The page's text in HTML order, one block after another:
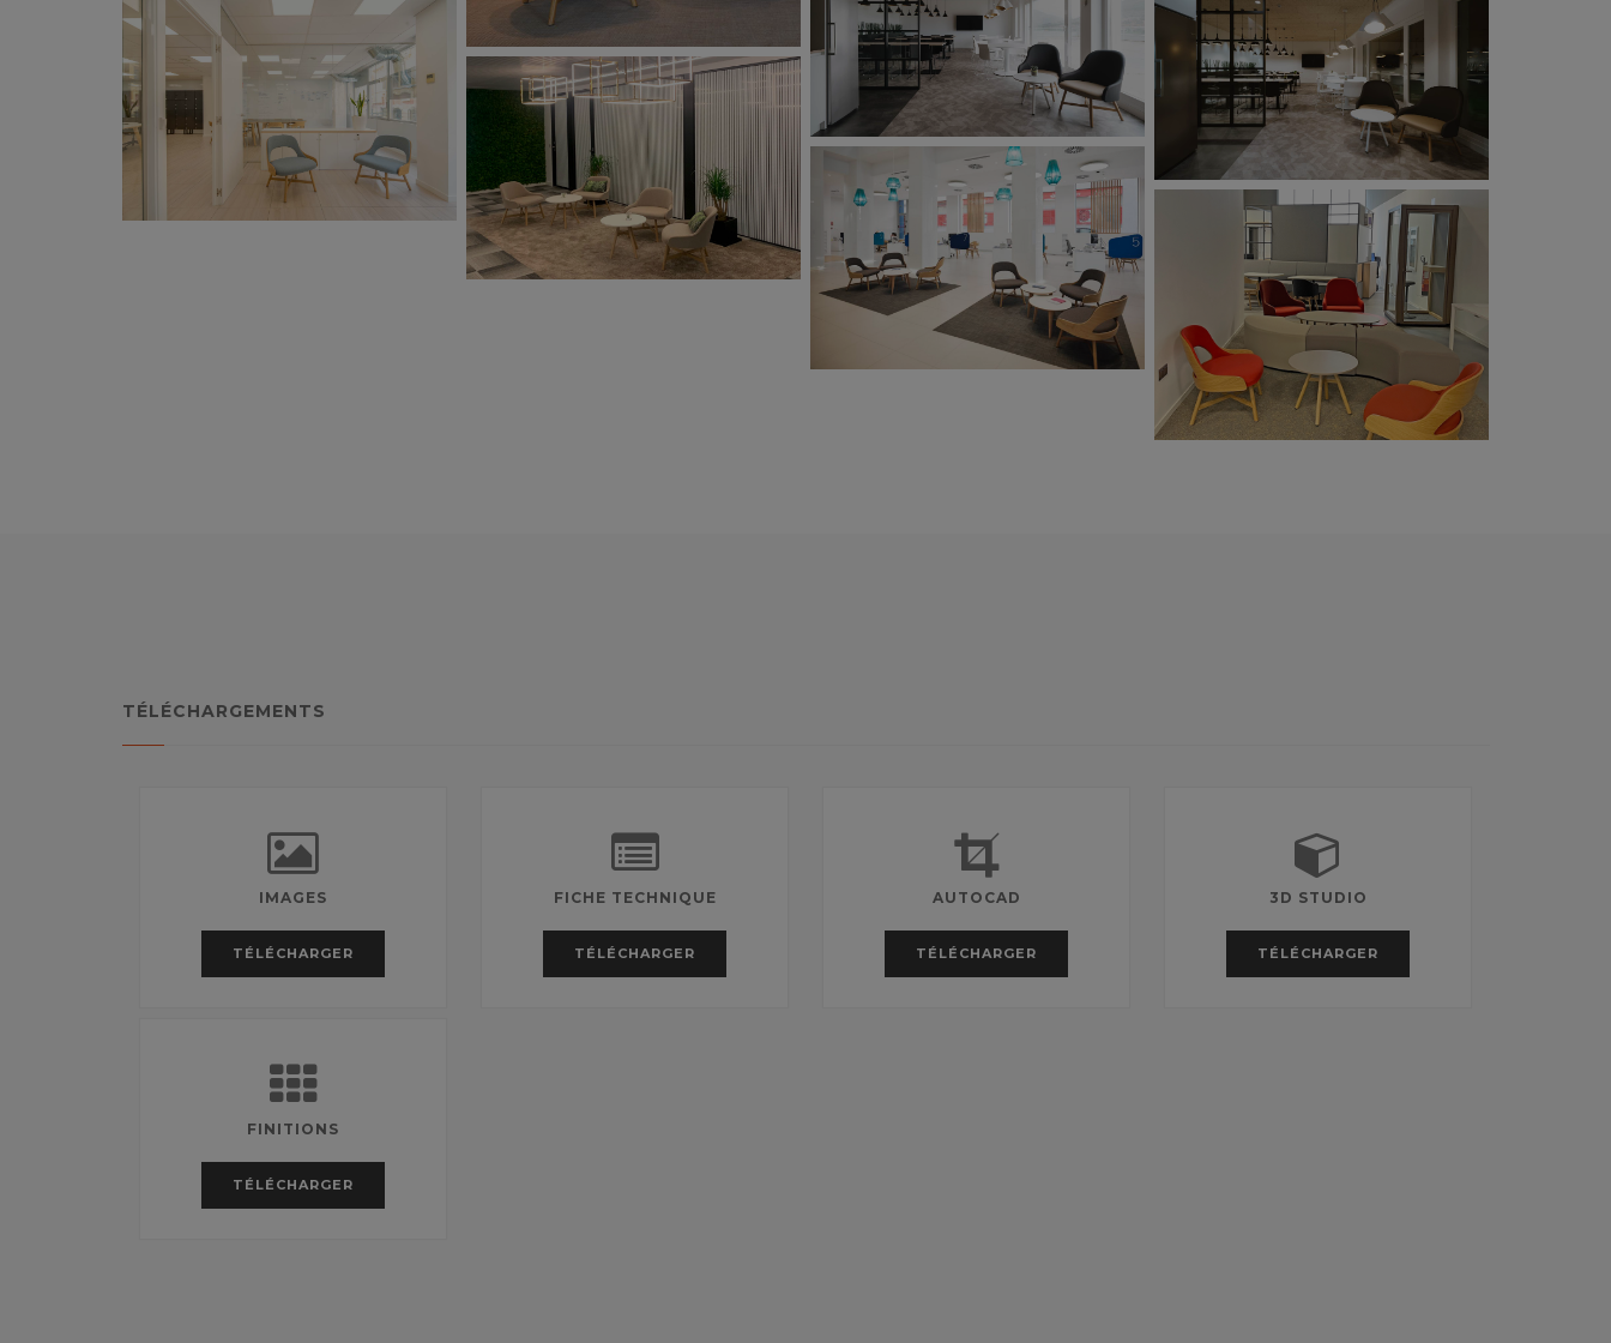
TÉLÉCHARGEMENTS
IMAGES
TÉLÉCHARGER
FICHE TECHNIQUE
TÉLÉCHARGER
AUTOCAD
TÉLÉCHARGER
3D STUDIO
TÉLÉCHARGER
FINITIONS
TÉLÉCHARGER